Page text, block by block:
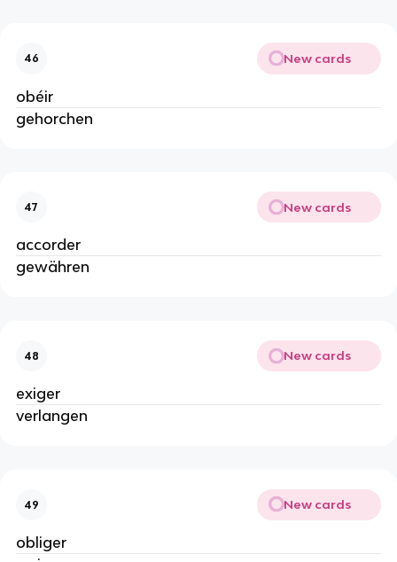
46 New cards
obéir
gehorchen
47 New cards
accorder
gewähren
48 New cards
exiger
verlangen
49 New cards
obliger